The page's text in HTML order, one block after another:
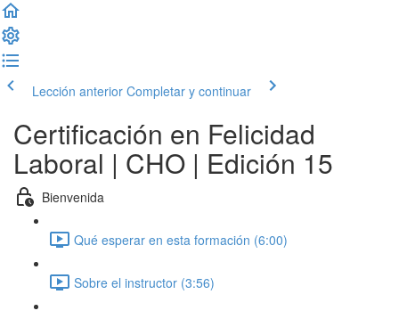
Lección anterior Completar y continuar
Certificación en Felicidad
Laboral | CHO | Edición 15
Bienvenida
Qué esperar en esta formación (6:00)
Sobre el instructor (3:56)